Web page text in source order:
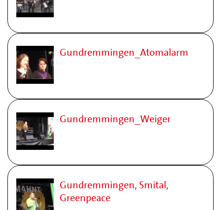
Gundremmingen_Atomalarm
Gundremmingen_Weiger
Gundremmingen, Smital,
Greenpeace